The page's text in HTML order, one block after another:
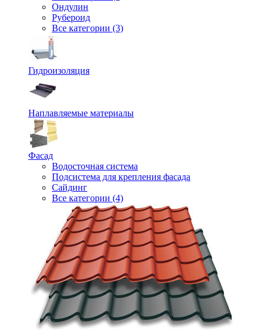
Ондулин
Рубероид
Все категории (3)
Гидроизоляция
Наплавляемые материалы
Фасад
Водосточная система
Подсистема для крепления фасада
Сайдинг
Все категории (4)